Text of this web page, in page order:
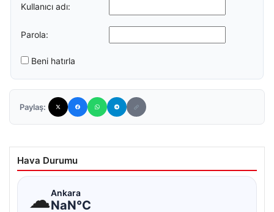
Kullanıcı adı:
Parola:
Beni hatırla
Paylaş:
Hava Durumu
☁Ankara
NaN°C